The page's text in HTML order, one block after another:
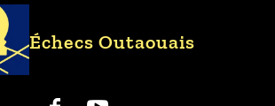
Échecs Outaouais